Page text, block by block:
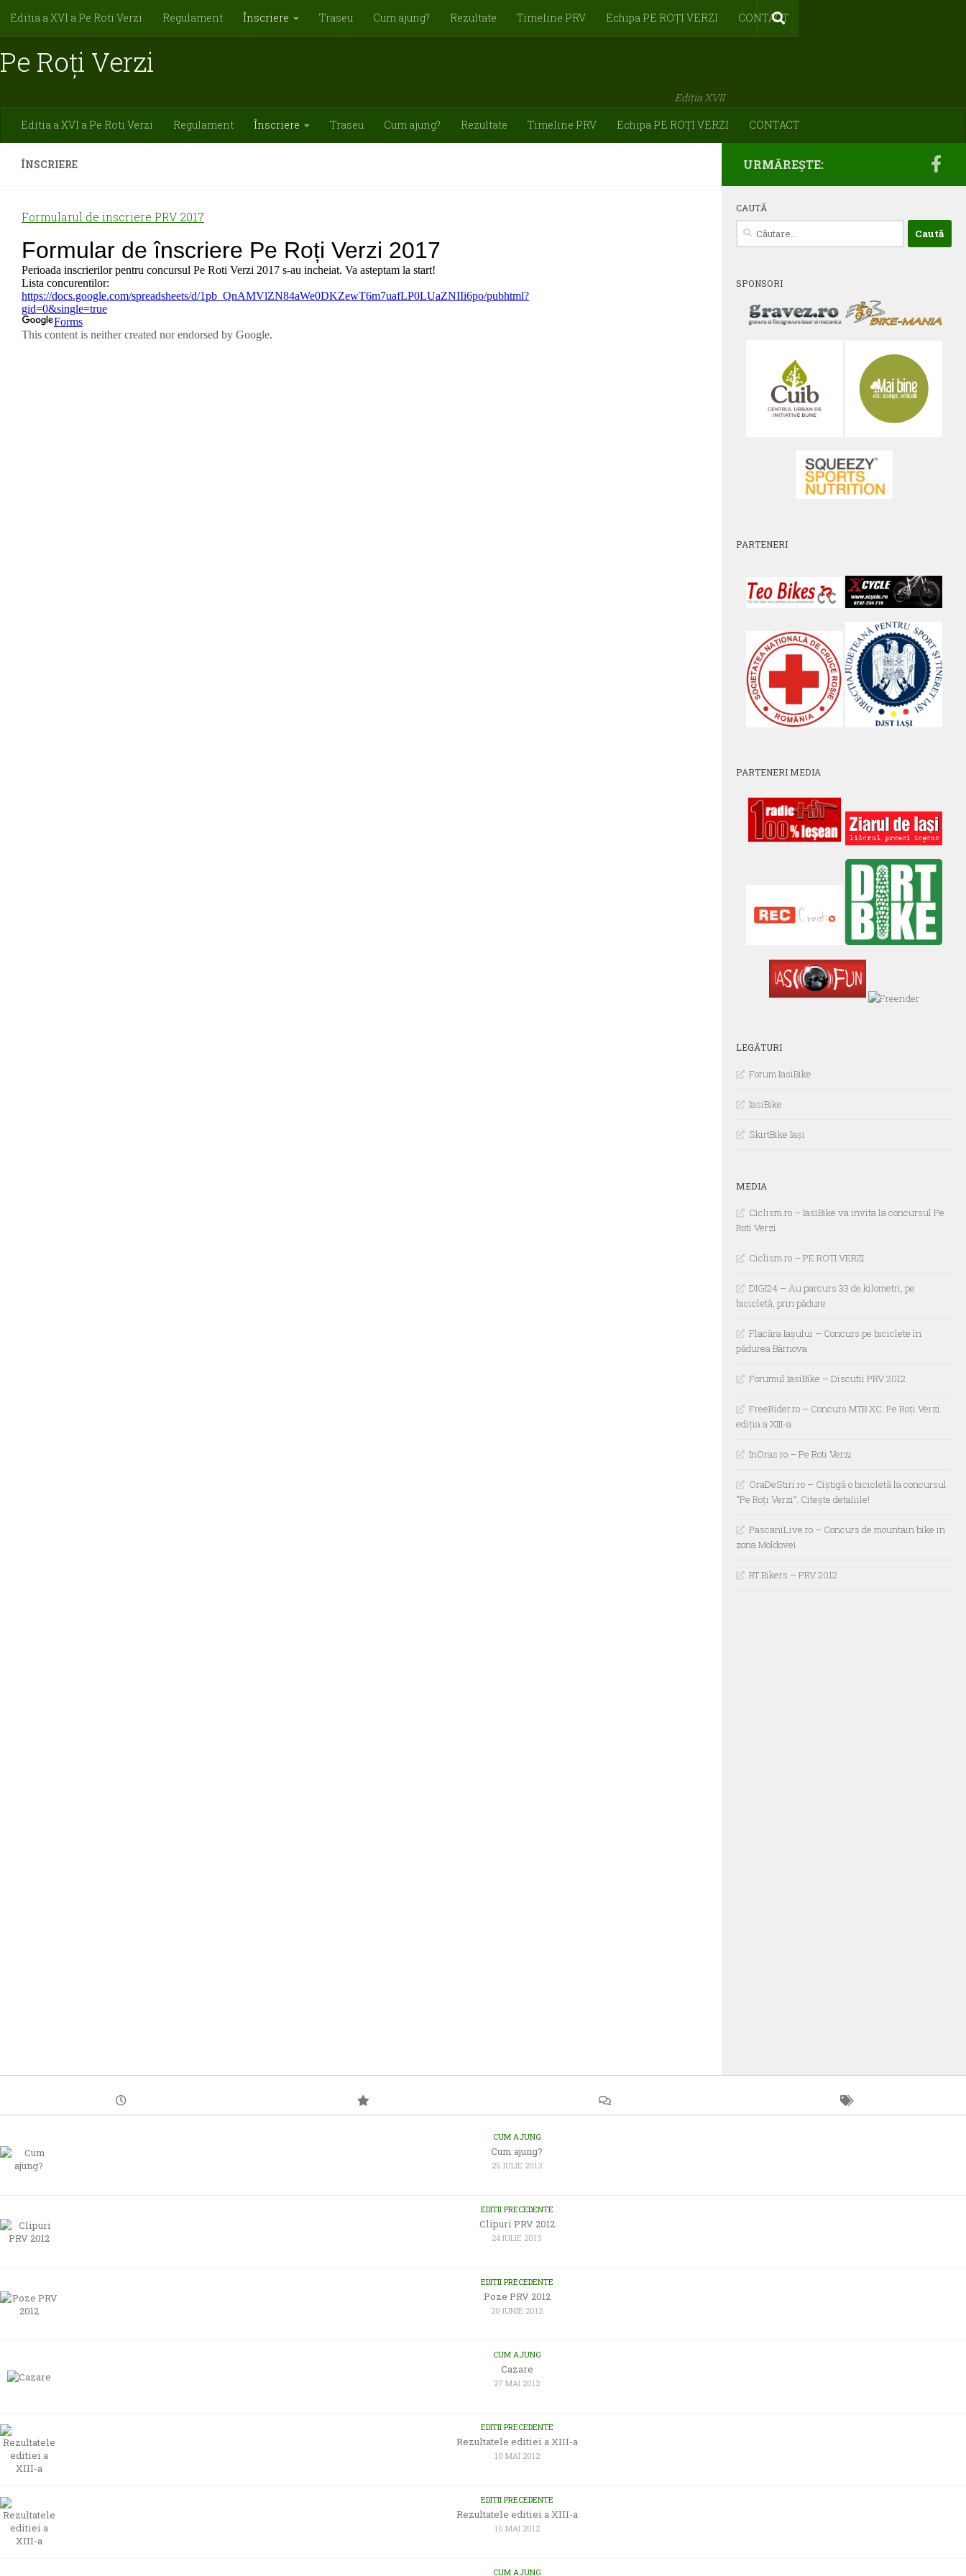
Editia a XVI a Pe Roti Verzi Regulament Înscriere Traseu Cum ajung? Rezultate Timeline PRV Echipa PE ROȚI VERZI CONTACT
Pe Roți Verzi
Ediția XVII
Editia a XVI a Pe Roti Verzi
Regulament Înscriere Traseu Cum ajung? Rezultate Timeline PRV Echipa PE ROȚI VERZI CONTACT
ÎNSCRIERE
Formularul de inscriere PRV 2017
URMĂREȘTE:
CAUTĂ
Caută
după:
SPONSORI
PARTENERI
PARTENERI MEDIA
LEGĂTURI
Forum IasiBike
IasiBike
SkirtBike Iași
MEDIA
Ciclism.ro – IasiBike va invita la concursul Pe
Roti Verzi
Ciclism.ro – PE ROTI VERZI
DIGI24 – Au parcurs 33 de kilometri, pe
bicicletă, prin pădure
Flacăra Iașului – Concurs pe biciclete în
pădurea Bârnova
Forumul IasiBike – Discutii PRV 2012
FreeRider.ro – Concurs MTB XC: Pe Roți Verzi
ediția a XIII-a
InOras.ro – Pe Roti Verzi
OraDeStiri.ro – Cîştigă o bicicletă la concursul
“Pe Roţi Verzi”. Citeşte detaliile!
PascaniLive.ro – Concurs de mountain bike in
zona Moldovei
RT Bikers – PRV 2012
CUM AJUNG
Cum ajung?
25 IULIE 2013
EDITII PRECEDENTE
Clipuri PRV 2012
24 IULIE 2013
EDITII PRECEDENTE
Poze PRV 2012
20 IUNIE 2012
CUM AJUNG
Cazare
27 MAI 2012
EDITII PRECEDENTE
Rezultatele editiei a XIII-a
10 MAI 2012
EDITII PRECEDENTE
Rezultatele editiei a XIII-a
10 MAI 2012
CUM AJUNG